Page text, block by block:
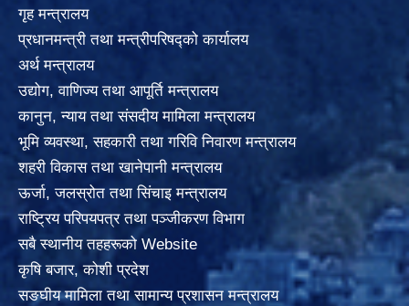
गृह मन्त्रालय
प्रधानमन्त्री तथा मन्त्रीपरिषद्को कार्यालय
अर्थ मन्त्रालय
उद्योग, वाणिज्य तथा आपूर्ति मन्त्रालय
कानुन, न्याय तथा संसदीय मामिला मन्त्रालय
भूमि व्यवस्था, सहकारी तथा गरिवि निवारण मन्त्रालय
शहरी विकास तथा खानेपानी मन्त्रालय
ऊर्जा, जलस्रोत तथा सिंचाइ मन्त्रालय
राष्ट्रिय परिपयपत्र तथा पञ्जीकरण विभाग
सबै स्थानीय तहहरूको Website
कृषि बजार, कोशी प्रदेश
सङघीय मामिला तथा सामान्य प्रशासन मन्त्रालय